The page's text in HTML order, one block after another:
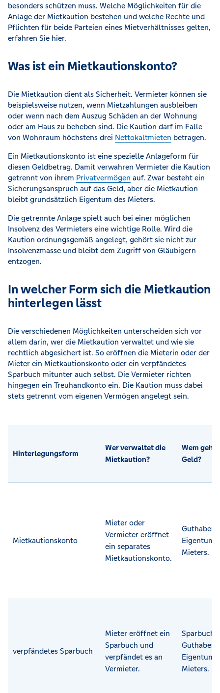
besonders schützen muss. Welche Möglichkeiten für die
Anlage der Mietkaution bestehen und welche Rechte und
Pflichten für beide Parteien eines Mietverhältnisses gelten,
erfahren Sie hier.
Was ist ein Mietkautionskonto?
Die Mietkaution dient als Sicherheit. Vermieter können sie
beispielsweise nutzen, wenn Mietzahlungen ausbleiben
oder wenn nach dem Auszug Schäden an der Wohnung
oder am Haus zu beheben sind. Die Kaution darf im Falle
von Wohnraum höchstens drei Nettokaltmieten betragen.
Ein Mietkautionskonto ist eine spezielle Anlageform für
diesen Geldbetrag. Damit verwahren Vermieter die Kaution
getrennt von ihrem Privatvermögen auf. Zwar besteht ein
Sicherungsanspruch auf das Geld, aber die Mietkaution
bleibt grundsätzlich Eigentum des Mieters.
Die getrennte Anlage spielt auch bei einer möglichen
Insolvenz des Vermieters eine wichtige Rolle. Wird die
Kaution ordnungsgemäß angelegt, gehört sie nicht zur
Insolvenzmasse und bleibt dem Zugriff von Gläubigern
entzogen.
In welcher Form sich die Mietkaution
hinterlegen lässt
Die verschiedenen Möglichkeiten unterscheiden sich vor
allem darin, wer die Mietkaution verwaltet und wie sie
rechtlich abgesichert ist. So eröffnen die Mieterin oder der
Mieter ein Mietkautionskonto oder ein verpfändetes
Sparbuch mitunter auch selbst. Die Vermieter richten
hingegen ein Treuhandkonto ein. Die Kaution muss dabei
stets getrennt vom eigenen Vermögen angelegt sein.
Hinterlegungsform
Wer verwaltet die
Mietkaution?
Wem
Geld?
Mietkautionskonto
Mieter oder
Vermieter eröffnet
ein separates
Mietkautionskonto.
Guthaben
Eigentum
Mieters.
verpfändetes Sparbuch
Mieter eröffnet ein
Sparbuch und
verpfändet es an
Vermieter.
Sparbuch
Guthaben
Eigentum
Mieters.